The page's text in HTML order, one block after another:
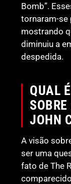
Bomb”.
tornaram-se
mostrando
diminuiu a
despedida.
QUAL
JOHN
A visão
ser uma
fato de The